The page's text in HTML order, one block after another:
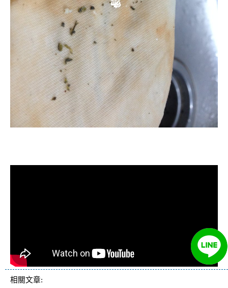
相關文章: